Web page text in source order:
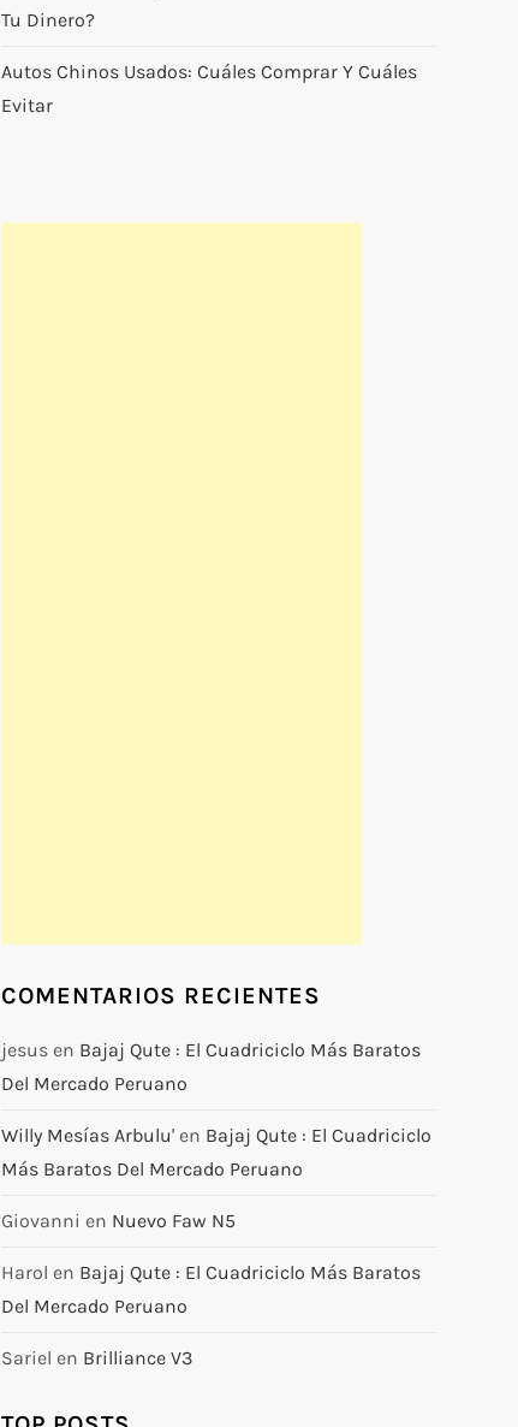
Tu Dinero?
Autos Chinos Usados: Cuáles Comprar Y Cuáles
Evitar
COMENTARIOS RECIENTES
jesusen Bajaj Qute : El Cuadriciclo Más Baratos
Del Mercado Peruano
Willy Mesías Arbulu'en Bajaj Qute : El Cuadriciclo
Más Baratos Del Mercado Peruano
Giovanni en Nuevo Faw N5
Harol en Bajaj Qute : El Cuadriciclo Más Baratos
Del Mercado Peruano
Sariel en Brilliance V3